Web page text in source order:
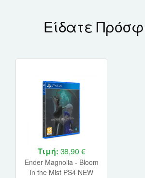
Είδατε
Τιμή: 38,90 €
Ender Magnolia - Bloom
in the Mist PS4 NEW